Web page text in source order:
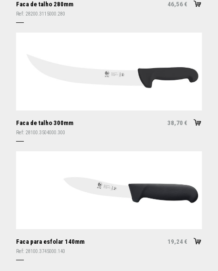
Faca de talho 280mm 46,56 €
Ref: 28200.3115000.280
Faca de talho 300mm 38,70 €
Ref: 28100.3504000.300
Faca para esfolar 140mm 19,24 €
Ref: 28100.3745000.140